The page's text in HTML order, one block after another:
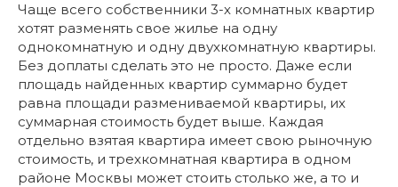
Чаще всего собственники 3-х комнатных квартир
хотят разменять свое жилье на одну
однокомнатную и одну двухкомнатную квартиры.
Без доплаты сделать это не просто. Даже если
площадь найденных квартир суммарно будет
равна площади размениваемой квартиры, их
суммарная стоимость будет выше. Каждая
отдельно взятая квартира имеет свою рыночную
стоимость, и трехкомнатная квартира в одном
районе Москвы может стоить столько же, а то и